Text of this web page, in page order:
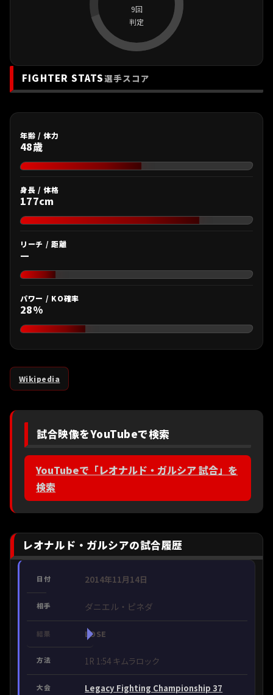
9回
判定
FIGHTER STATS選手スコア
年齢 / 体力
48歳
身長 / 体格
177cm
リーチ / 距離
—
パワー / KO確率
28%
Wikipedia
試合映像をYouTubeで検索
YouTubeで「レオナルド・ガルシア 試合」を
検索
レオナルド・ガルシアの試合履歴
2014年11月14日
ダニエル・ピネダ
LOSE
1R 1:54 キムラロック
Legacy Fighting Championship 37